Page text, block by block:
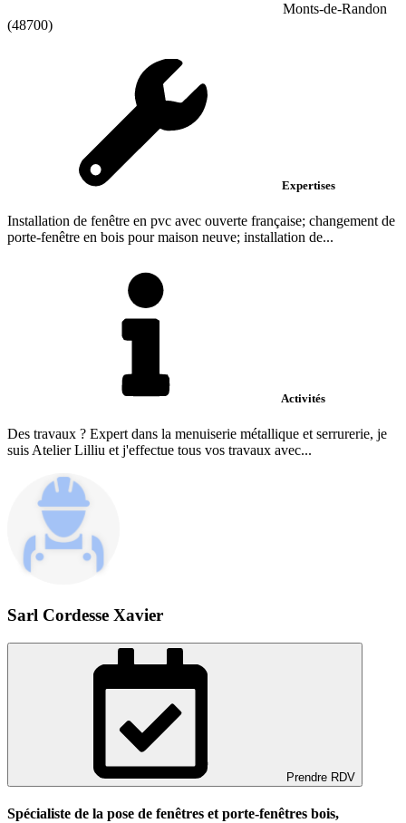
Monts-de-Randon
(48700)
Expertises
Installation de fenêtre en pvc avec ouverte française; changement de
porte-fenêtre en bois pour maison neuve; installation de...
Activités
Des travaux ? Expert dans la menuiserie métallique et serrurerie, je
suis Atelier Lilliu et j'effectue tous vos travaux avec...
Sarl Cordesse Xavier
Prendre RDV
Spécialiste de la pose de fenêtres et porte-fenêtres bois,